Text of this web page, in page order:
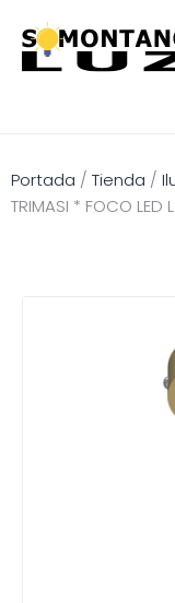
contenido
Portada / Tienda /
TRIMASI * FOCO LED